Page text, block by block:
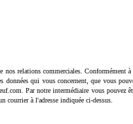
nos relations commerciales. Conformément à
qui vous concernent, que vous
Par notre intermédiaire vous pouvez
courrier à l'adresse indiquée ci-dessus.